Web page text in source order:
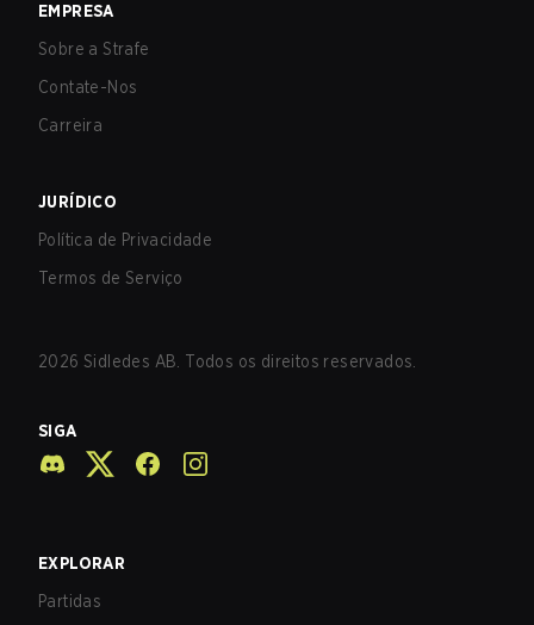
EMPRESA
Sobre a Strafe
Contate-Nos
Carreira
JURÍDICO
Política de Privacidade
Termos de Serviço
2026 Sidledes AB. Todos os direitos reservados.
SIGA
EXPLORAR
Partidas